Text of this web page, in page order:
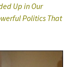
Up in Our
Politics That